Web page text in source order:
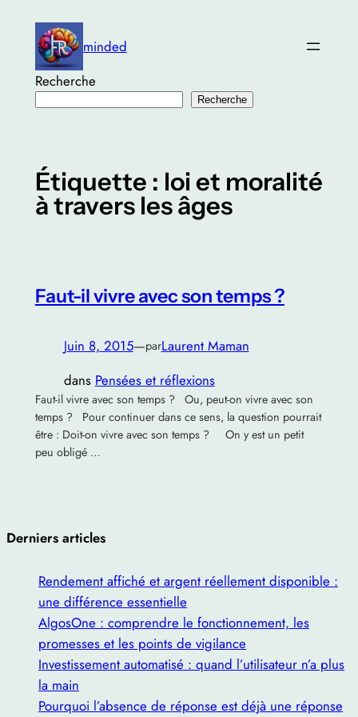
contenu
minded
Recherche
Recherche
Étiquette : loi et moralité
à travers les âges
Faut-il vivre avec son temps ?
Juin 8, 2015—parLaurent Maman
dans Pensées et réflexions
Faut-il vivre avec son temps ? Ou, peut-on vivre avec son
temps ? Pour continuer dans ce sens, la question pourrait
être : Doit-on vivre avec son temps ? On y est un petit
peu obligé …
Derniers articles
Rendement affiché et argent réellement disponible :
une différence essentielle
AlgosOne : comprendre le fonctionnement, les
promesses et les points de vigilance
Investissement automatisé : quand l’utilisateur n’a plus
la main
Pourquoi l’absence de réponse est déjà une réponse